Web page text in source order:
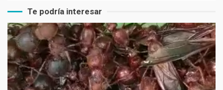
Te podría interesar